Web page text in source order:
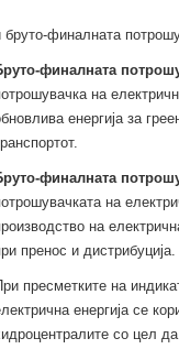
бруто-финалната
финалната
на
енергија за
финалната
на
на
пренос и дистрибуција.
пресметките на
енергија се
со цел